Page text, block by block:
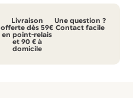
Livraison
offerte dès 59€
en point-relais
et 90 € à
domicile
Une question ?
Contact facile